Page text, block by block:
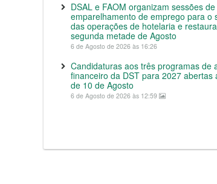
DSAL e FAOM organizam sessões de
emparelhamento de emprego para o
das operações de hotelaria e
segunda metade de Agosto
6 de Agosto de 2026 às 16:26
Candidaturas aos três programas de
financeiro da DST para 2027 abertas
de 10 de Agosto
6 de Agosto de 2026 às 12:59